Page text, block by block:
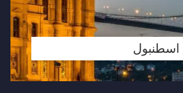
اسطنبول